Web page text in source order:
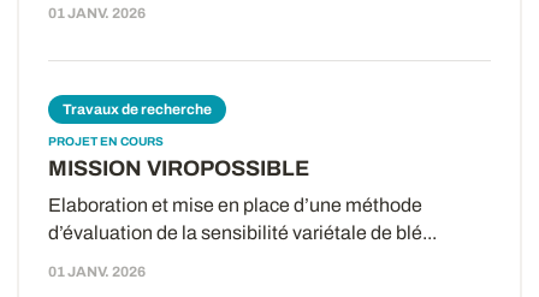
01 JANV. 2026
Travaux de recherche
PROJET EN COURS
MISSION VIROPOSSIBLE
Elaboration et mise en place d’une méthode
d’évaluation de la sensibilité variétale de blé...
01 JANV. 2026